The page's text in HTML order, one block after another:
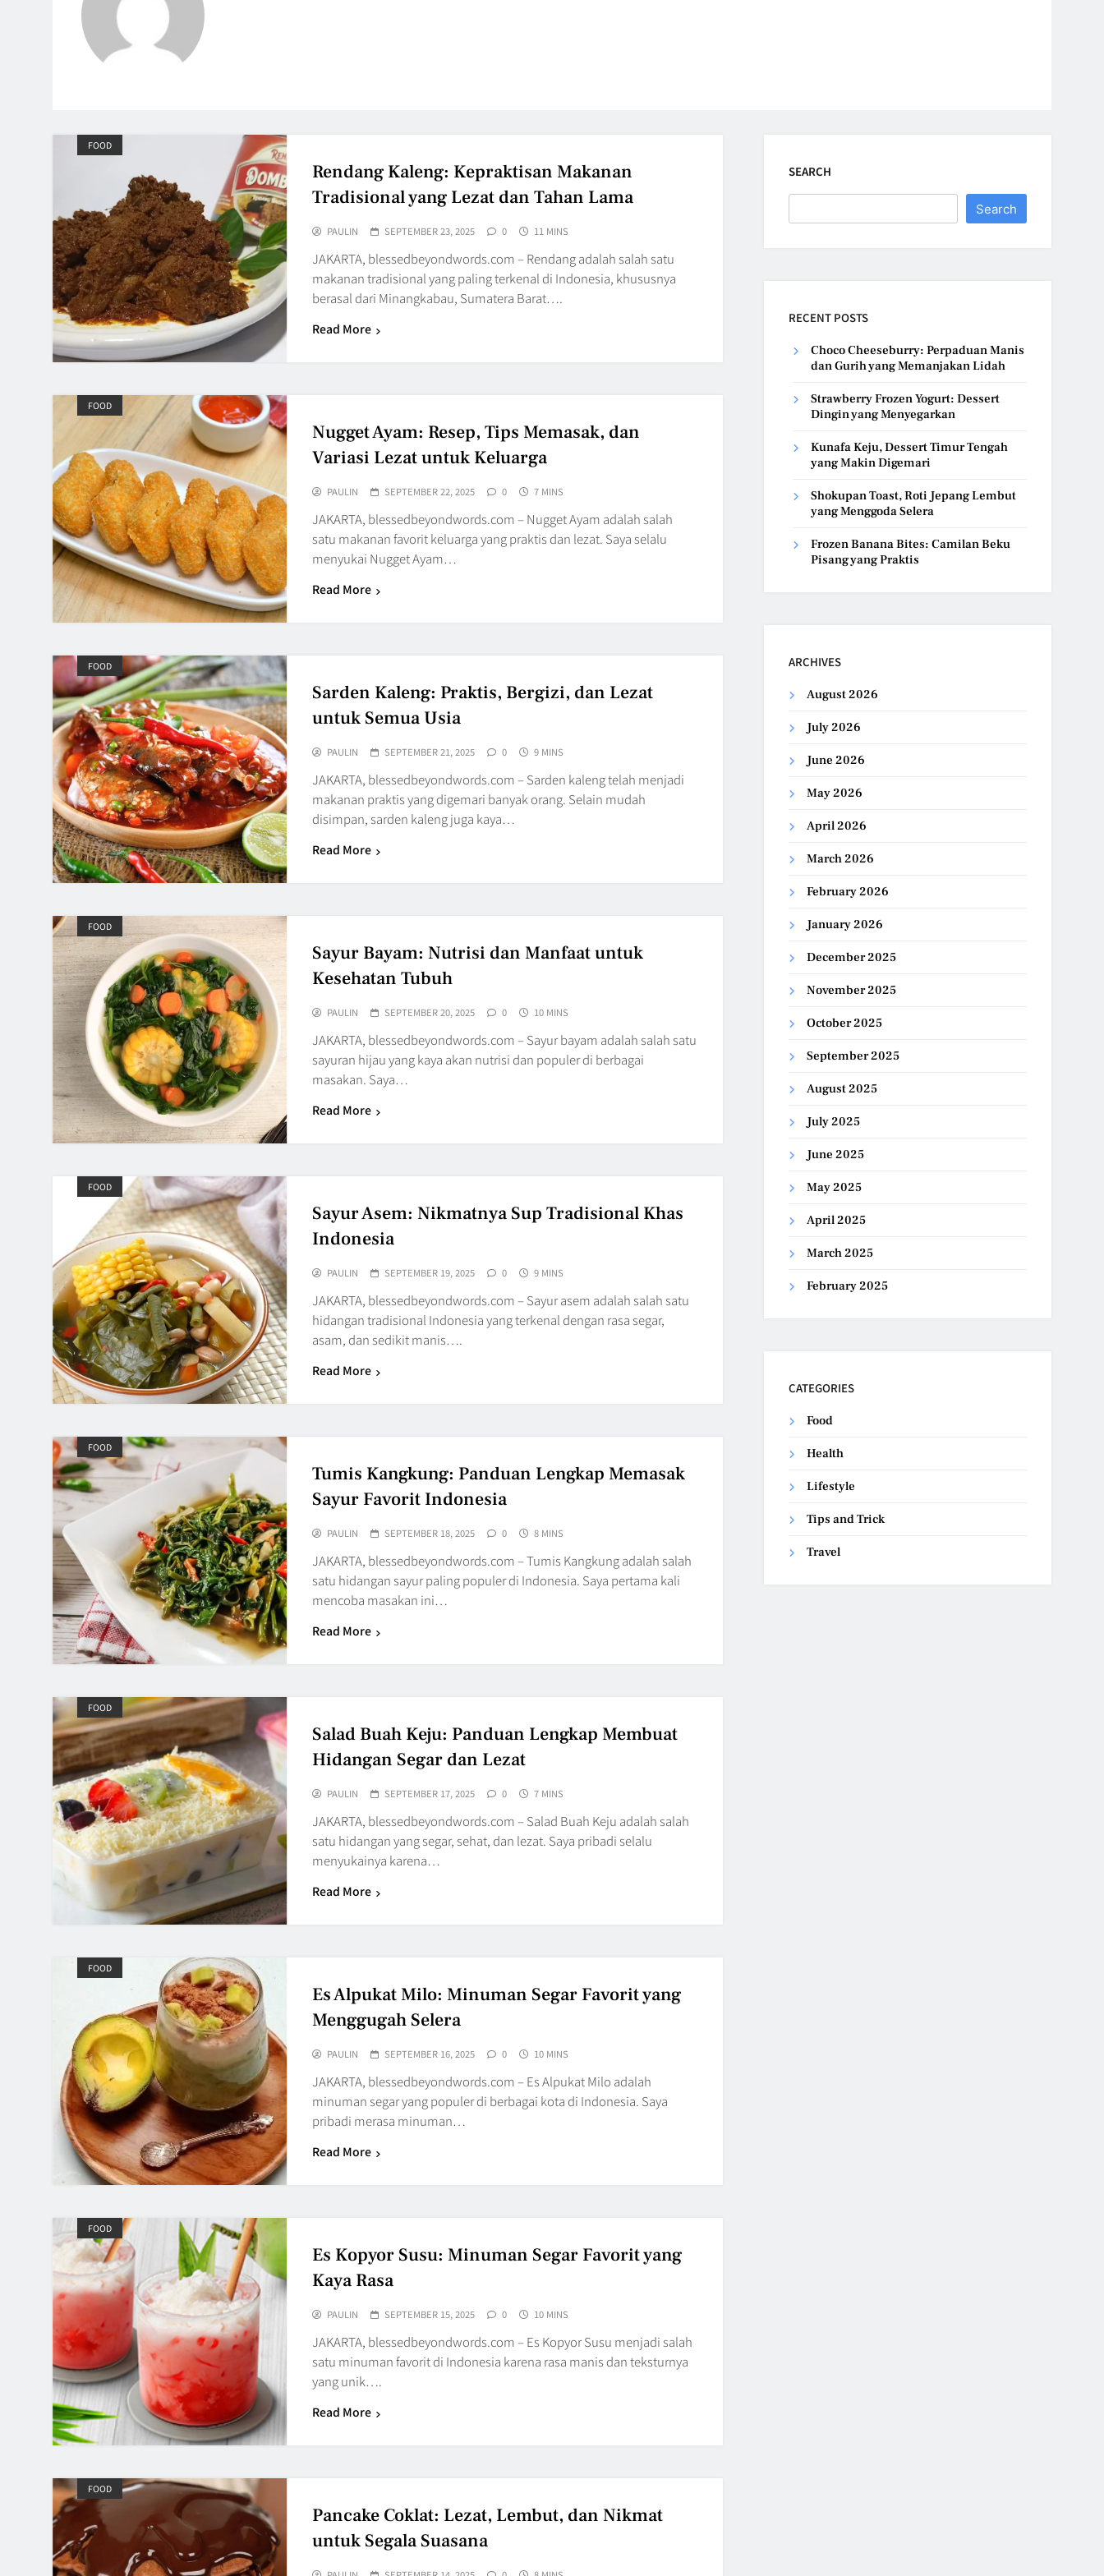
FOOD
Rendang Kaleng: Kepraktisan Makanan
Tradisional yang Lezat dan Tahan Lama
PAULIN SEPTEMBER 23, 2025 0 11 MINS
JAKARTA, blessedbeyondwords.com – Rendang adalah salah satu
makanan tradisional yang paling terkenal di Indonesia, khususnya
berasal dari Minangkabau, Sumatera Barat….
Read More
FOOD
Nugget Ayam: Resep, Tips Memasak, dan
Variasi Lezat untuk Keluarga
PAULIN SEPTEMBER 22, 2025 0 7 MINS
JAKARTA, blessedbeyondwords.com – Nugget Ayam adalah salah
satu makanan favorit keluarga yang praktis dan lezat. Saya selalu
menyukai Nugget Ayam…
Read More
FOOD
Sarden Kaleng: Praktis, Bergizi, dan Lezat
untuk Semua Usia
PAULIN SEPTEMBER 21, 2025 0 9 MINS
JAKARTA, blessedbeyondwords.com – Sarden kaleng telah menjadi
makanan praktis yang digemari banyak orang. Selain mudah
disimpan, sarden kaleng juga kaya…
Read More
FOOD
Sayur Bayam: Nutrisi dan Manfaat untuk
Kesehatan Tubuh
PAULIN SEPTEMBER 20, 2025 0 10 MINS
JAKARTA, blessedbeyondwords.com – Sayur bayam adalah salah satu
sayuran hijau yang kaya akan nutrisi dan populer di berbagai
masakan. Saya…
Read More
FOOD
Sayur Asem: Nikmatnya Sup Tradisional Khas
Indonesia
PAULIN SEPTEMBER 19, 2025 0 9 MINS
JAKARTA, blessedbeyondwords.com – Sayur asem adalah salah satu
hidangan tradisional Indonesia yang terkenal dengan rasa segar,
asam, dan sedikit manis….
Read More
FOOD
Tumis Kangkung: Panduan Lengkap Memasak
Sayur Favorit Indonesia
PAULIN SEPTEMBER 18, 2025 0 8 MINS
JAKARTA, blessedbeyondwords.com – Tumis Kangkung adalah salah
satu hidangan sayur paling populer di Indonesia. Saya pertama kali
mencoba masakan ini…
Read More
FOOD
Salad Buah Keju: Panduan Lengkap Membuat
Hidangan Segar dan Lezat
PAULIN SEPTEMBER 17, 2025 0 7 MINS
JAKARTA, blessedbeyondwords.com – Salad Buah Keju adalah salah
satu hidangan yang segar, sehat, dan lezat. Saya pribadi selalu
menyukainya karena…
Read More
FOOD
Es Alpukat Milo: Minuman Segar Favorit yang
Menggugah Selera
PAULIN SEPTEMBER 16, 2025 0 10 MINS
JAKARTA, blessedbeyondwords.com – Es Alpukat Milo adalah
minuman segar yang populer di berbagai kota di Indonesia. Saya
pribadi merasa minuman…
Read More
FOOD
Es Kopyor Susu: Minuman Segar Favorit yang
Kaya Rasa
PAULIN SEPTEMBER 15, 2025 0 10 MINS
JAKARTA, blessedbeyondwords.com – Es Kopyor Susu menjadi salah
satu minuman favorit di Indonesia karena rasa manis dan teksturnya
yang unik….
Read More
FOOD
Pancake Coklat: Lezat, Lembut, dan Nikmat
untuk Segala Suasana
SEARCH
Search
RECENT POSTS
Choco Cheeseburry: Perpaduan Manis
dan Gurih yang Memanjakan Lidah
Strawberry Frozen Yogurt: Dessert
Dingin yang Menyegarkan
Kunafa Keju, Dessert Timur Tengah
yang Makin Digemari
Shokupan Toast, Roti Jepang Lembut
yang Menggoda Selera
Frozen Banana Bites: Camilan Beku
Pisang yang Praktis
ARCHIVES
August 2026
July 2026
June 2026
May 2026
April 2026
March 2026
February 2026
January 2026
December 2025
November 2025
October 2025
September 2025
August 2025
July 2025
June 2025
May 2025
April 2025
March 2025
February 2025
CATEGORIES
Food
Health
Lifestyle
Tips and Trick
Travel